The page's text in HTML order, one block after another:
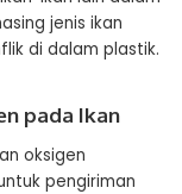
jenis ikan
di dalam plastik.
pada Ikan
oksigen
pengiriman